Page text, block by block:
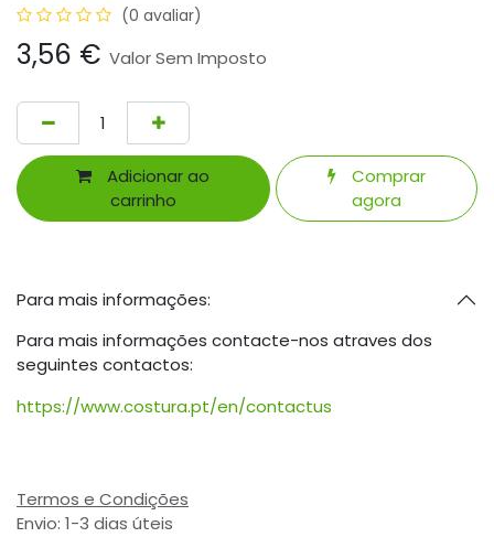
(0 avaliar)
3,56 € Valor Sem Imposto
Adicionar ao
carrinho
Comprar
agora
Para mais informações:
Para mais informações contacte-nos atraves dos
seguintes contactos:
https://www.costura.pt/en/contactus
Termos e Condições
Envio: 1-3 dias úteis